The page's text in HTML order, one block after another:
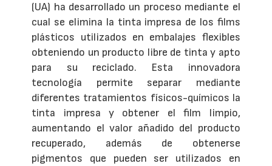
(UA) ha desarrollado un proceso mediante el
cual se elimina la tinta impresa de los films
plásticos utilizados en embalajes flexibles
obteniendo un producto libre de tinta y apto
para su reciclado. Esta innovadora
tecnología permite separar mediante
diferentes tratamientos físicos-químicos la
tinta impresa y obtener el film limpio,
aumentando el valor añadido del producto
recuperado, además de obtenerse
pigmentos que pueden ser utilizados en